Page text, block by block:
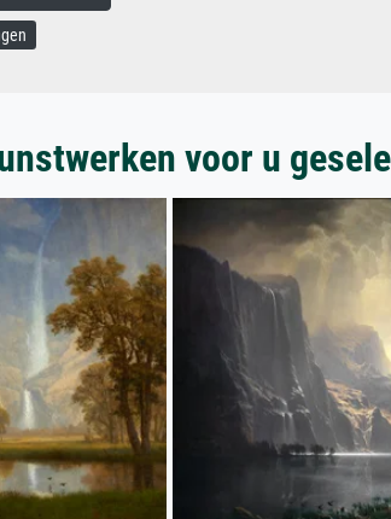
voor u